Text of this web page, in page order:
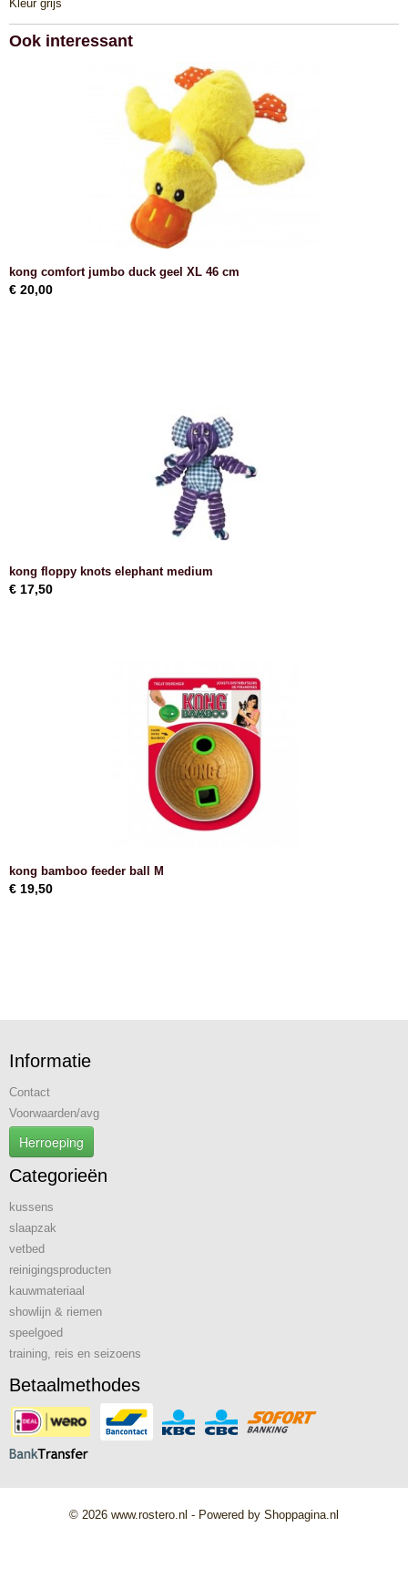
Kleur grijs
Ook interessant
kong comfort jumbo duck geel XL 46 cm
€ 20,00
kong floppy knots elephant medium
€ 17,50
kong bamboo feeder ball M
€ 19,50
Informatie
Contact
Voorwaarden/avg
Herroeping
Categorieën
kussens
slaapzak
vetbed
reinigingsproducten
kauwmateriaal
showlijn & riemen
speelgoed
training, reis en seizoens
Betaalmethodes
© 2026 www.rostero.nl - Powered by Shoppagina.nl